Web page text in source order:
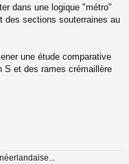
dans une logique "métro"
des sections souterraines au
une étude comparative
S et des rames crémaillère